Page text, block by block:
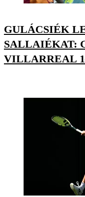
GULÁCSIÉK
SALLAIÉKAT:
VILLARREAL